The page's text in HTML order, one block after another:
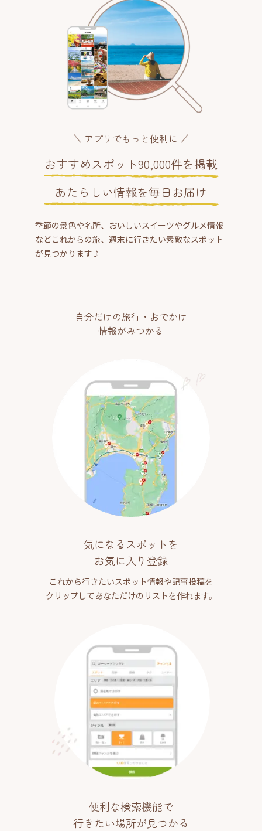
アプリでもっと便利に
おすすめスポット90,000件を掲載
あたらしい情報を毎日お届け
季節の景色や名所、おいしいスイーツやグルメ情報
などこれからの旅、週末に行きたい素敵なスポット
が見つかります♪
自分だけの旅行・おでかけ
情報がみつかる
気になるスポットを
お気に入り登録
これから行きたいスポット情報や記事投稿を
クリップしてあなただけのリストを作れます。
便利な検索機能で
行きたい場所が見つかる